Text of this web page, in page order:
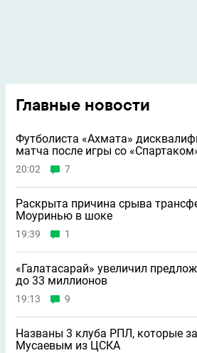
Главные новости
Футболиста «Ахмата»
матча после игры со
20:02 7
Раскрыта причина срыва
Моуринью в шоке
19:39 1
«Галатасарай» увеличил
до 33 миллионов
19:13 9
Названы 3 клуба РПЛ, которые
Мусаевым из ЦСКА